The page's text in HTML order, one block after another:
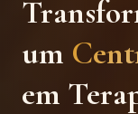
um
em